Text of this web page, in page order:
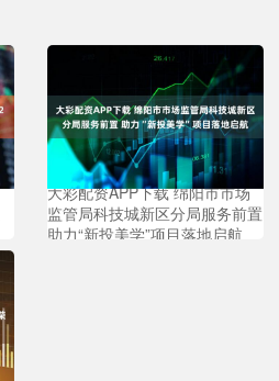
大彩配资APP下载 绵阳市市场
监管局科技城新区分局服务前置
助力“新投美学”项目落地启航